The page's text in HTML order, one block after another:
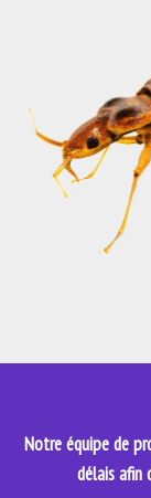
Notre équipe de
délais afin